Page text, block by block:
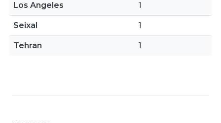
Los Angeles 1
Seixal 1
Tehran 1